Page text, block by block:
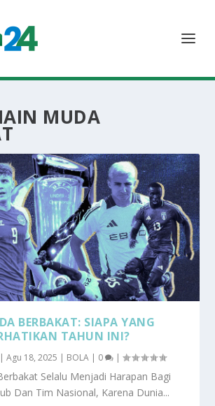
MUDA
BERBAKAT: SIAPA YANG
TAHUN INI?
|Agu 18, 2025 BOLA 0 |
Selalu Menjadi Harapan Bagi
Dan Tim Nasional, Karena Dunia...